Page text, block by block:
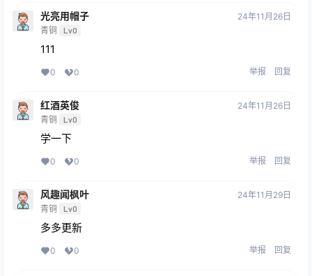
光亮用帽子
青铜 Lv0
24年11月26日
111
0 0 举报 回复
红酒英俊
青铜 Lv0
24年11月26日
学一下
0 0 举报 回复
风趣闻枫叶
青铜 Lv0
24年11月29日
多多更新
0 0 举报 回复